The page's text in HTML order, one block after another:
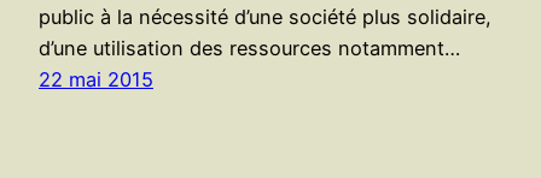
public à la nécessité d’une société plus solidaire,
d’une utilisation des ressources notamment…
22 mai 2015